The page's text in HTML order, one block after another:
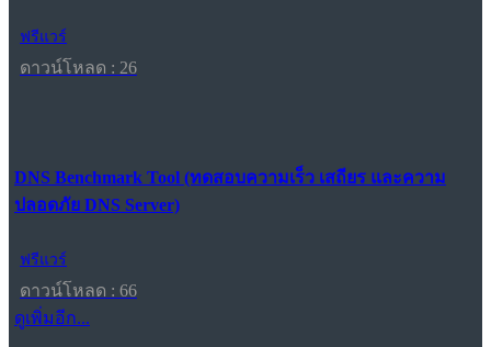
ฟรีแวร์
ดาวน์โหลด : 26
DNS Benchmark Tool (ทดสอบความเร็ว เสถียร และความ
ปลอดภัย DNS Server)
ฟรีแวร์
ดาวน์โหลด : 66
ดูเพิ่มอีก...